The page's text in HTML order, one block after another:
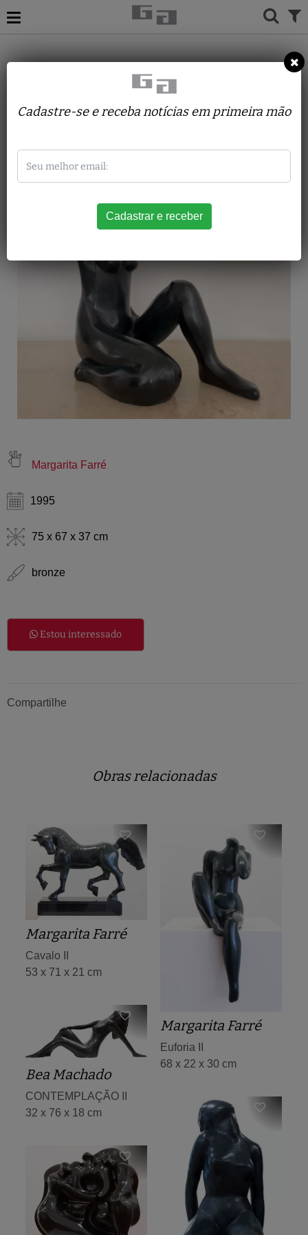
MARGARITA FARRÉ
Eva
Margarita Farré
1995
75 x 67 x 37 cm
bronze
Estou interessado
Compartilhe
Obras relacionadas
Margarita Farré
Cavalo II
53 x 71 x 21 cm
Margarita Farré
Euforia II
68 x 22 x 30 cm
Bea Machado
CONTEMPLAÇÃO II
32 x 76 x 18 cm
Cadastre-se e receba notícias em primeira mão